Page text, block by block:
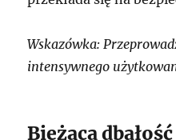
Wskazówka:
intensywnego
Bieżąca